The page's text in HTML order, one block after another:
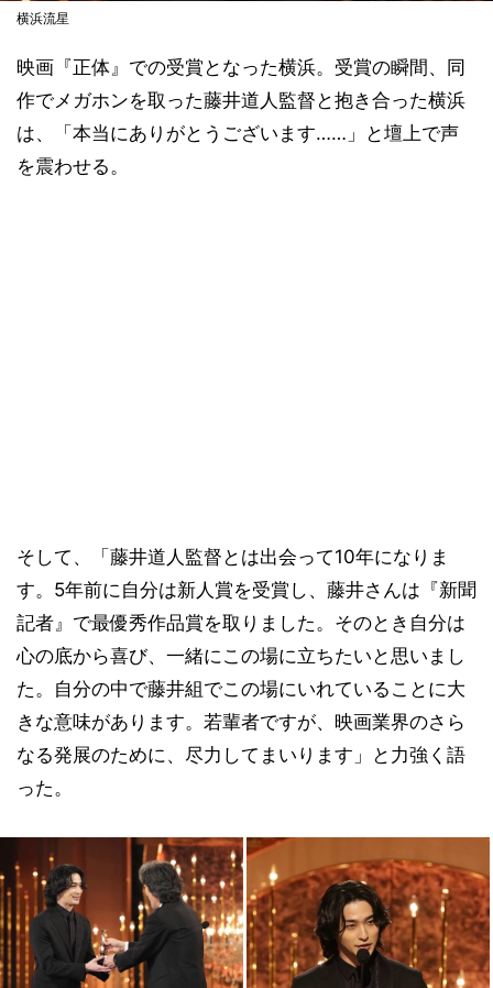
横浜流星
映画『正体』での受賞となった横浜。受賞の瞬間、同
作でメガホンを取った藤井道人監督と抱き合った横浜
は、「本当にありがとうございます……」と壇上で声
を震わせる。
そして、「藤井道人監督とは出会って10年になりま
す。5年前に自分は新人賞を受賞し、藤井さんは『新聞
記者』で最優秀作品賞を取りました。そのとき自分は
心の底から喜び、一緒にこの場に立ちたいと思いまし
た。自分の中で藤井組でこの場にいれていることに大
きな意味があります。若輩者ですが、映画業界のさら
なる発展のために、尽力してまいります」と力強く語
った。